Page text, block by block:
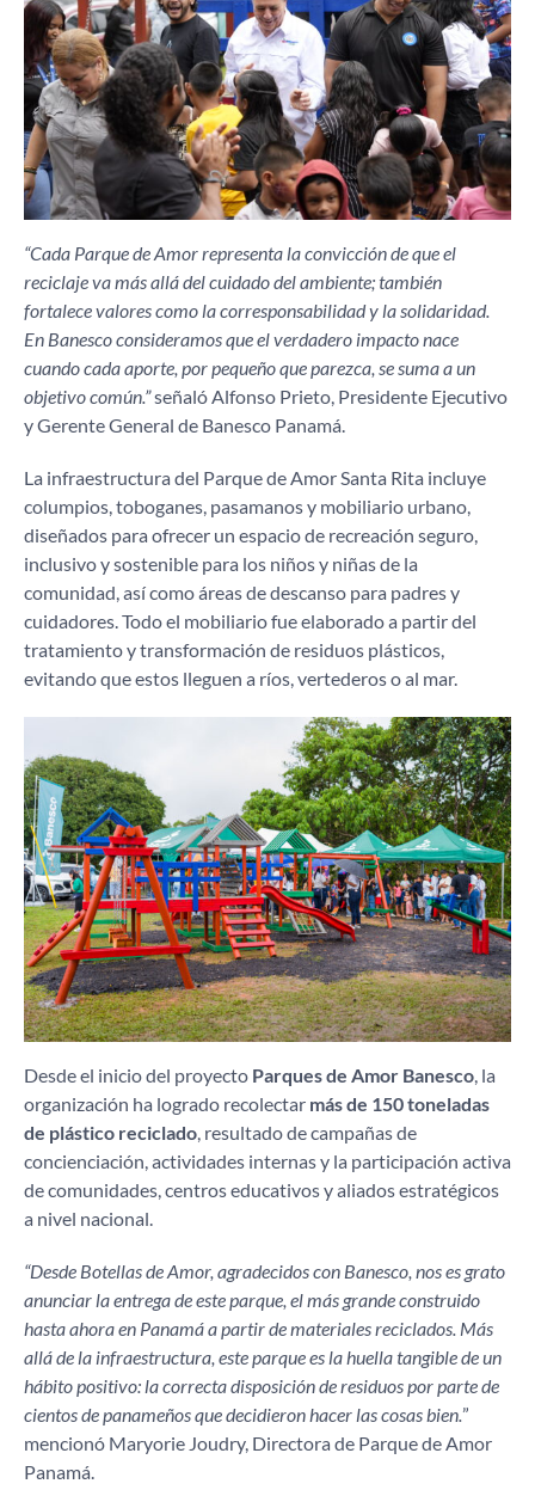
“Cada Parque de Amor representa la convicción de que el
reciclaje va más allá del cuidado del ambiente; también
fortalece valores como la corresponsabilidad y la solidaridad.
En Banesco consideramos que el verdadero impacto nace
cuando cada aporte, por pequeño que parezca, se suma a un
objetivo común.”señaló Alfonso Prieto, Presidente Ejecutivo
y Gerente General de Banesco Panamá.
La infraestructura del Parque de Amor Santa Rita incluye
columpios, toboganes, pasamanos y mobiliario urbano,
diseñados para ofrecer un espacio de recreación seguro,
inclusivo y sostenible para los niños y niñas de la
comunidad, así como áreas de descanso para padres y
cuidadores. Todo el mobiliario fue elaborado a partir del
tratamiento y transformación de residuos plásticos,
evitando que estos lleguen a ríos, vertederos o al mar.
Desde el inicio del proyecto Parques de Amor Banesco , la
organización ha logrado recolectar más de 150 toneladas
de plástico reciclado , resultado de campañas de
concienciación, actividades internas y la participación activa
de comunidades, centros educativos y aliados estratégicos
a nivel nacional.
“Desde Botellas de Amor, agradecidos con Banesco, nos es grato
anunciar la entrega de este parque, el más grande construido
hasta ahora en Panamá a partir de materiales reciclados. Más
allá de la infraestructura, este parque es la huella tangible de un
hábito positivo: la correcta disposición de residuos por parte de
cientos de panameños que decidieron hacer las cosas bien.”
mencionó Maryorie Joudry, Directora de Parque de Amor
Panamá.